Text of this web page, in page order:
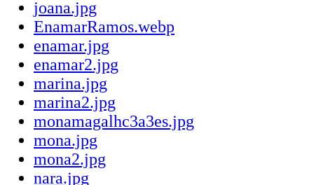
joana.jpg
EnamarRamos.webp
enamar.jpg
enamar2.jpg
marina.jpg
marina2.jpg
monamagalhc3a3es.jpg
mona.jpg
mona2.jpg
nara.jpg